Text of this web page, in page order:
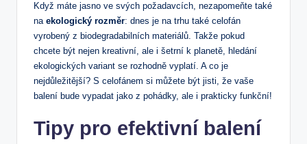
Když máte jasno ve svých požadavcích, nezapomeňte také
na ekologický rozměr: dnes je na trhu také celofán
vyrobený z biodegradabilních materiálů. Takže pokud
chcete být nejen kreativní, ale i šetrní k planetě, hledání
ekologických variant se rozhodně vyplatí. A co je
nejdůležitější? S celofánem si můžete být jisti, že vaše
balení bude vypadat jako z pohádky, ale i prakticky funkční!
Tipy pro efektivní balení